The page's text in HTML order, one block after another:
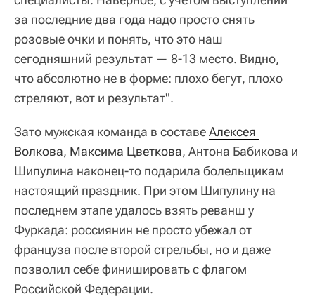
за последние два года надо просто снять
розовые очки и понять, что это наш
сегодняшний результат — 8-13 место. Видно,
что абсолютно не в форме: плохо бегут, плохо
стреляют, вот и результат".
Зато мужская команда в составеАлексея
Волкова, Максима Цветкова, Антона Бабикова и
Шипулина наконец-то подарила болельщикам
настоящий праздник. При этом Шипулину на
последнем этапе удалось взять реванш у
Фуркада: россиянин не просто убежал от
француза после второй стрельбы, но и даже
позволил себе финишировать с флагом
Российской Федерации.